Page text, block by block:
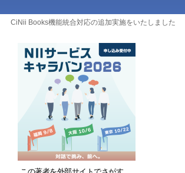
CiNii Books機能統合対応の追加実施をいたしました